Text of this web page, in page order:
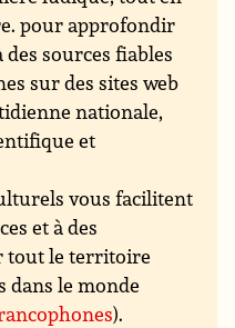
pour approfondir
des sources fiables
sur des sites web
nationale,
et
vous facilitent
et à des
tout le territoire
dans le monde
).